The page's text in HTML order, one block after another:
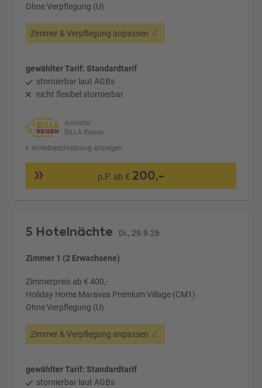
Ohne Verpflegung (U)
Zimmer & Verpflegung anpassen
gewählter Tarif: Standardtarif
stornierbar laut AGBs
nicht flexibel stornierbar
Anbieter:
BILLA Reisen
Hotelbeschreibung anzeigen
p.P. ab € 200,-
5 Hotelnächte Di., 29.9.26
Zimmer 1 (2 Erwachsene)
Zimmerpreis ab € 400,-
Holiday Home Maravea Premium Village (CM1)
Ohne Verpflegung (U)
Zimmer & Verpflegung anpassen
gewählter Tarif: Standardtarif
stornierbar laut AGBs